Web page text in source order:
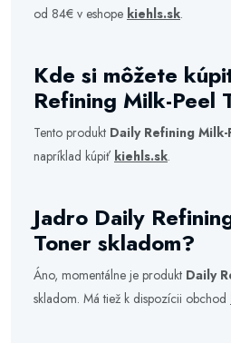
od 84€ v eshope kiehls.sk.
Kde si môžete
Refining Milk-Peel
Tento produkt Daily Refining
napríklad kúpiť kiehls.sk.
Jadro Daily
Toner skladom?
Áno, momentálne je produkt Daily
skladom. Má tiež k dispozícii obchod